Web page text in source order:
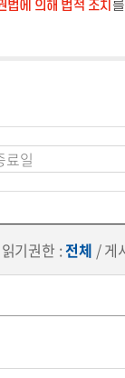
법에 의해 법적 조치
기권한 :전체 / 게